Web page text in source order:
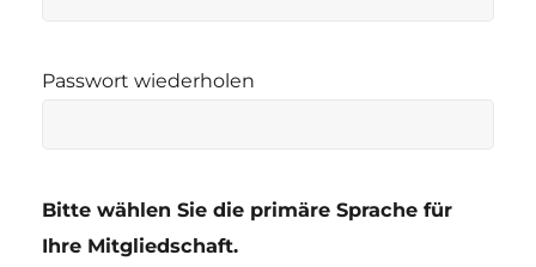
Passwort wiederholen
Bitte wählen Sie die primäre Sprache für
Ihre Mitgliedschaft.